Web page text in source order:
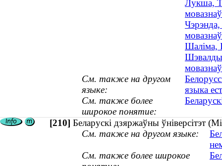
Лукша,
Шаліма,
См. также на другом
языке:
языка
См. также более
широкое понятие:
[210] Беларускі дзяржаўны ўніверсітэт
См. также на другом языке:
См. также более широкое